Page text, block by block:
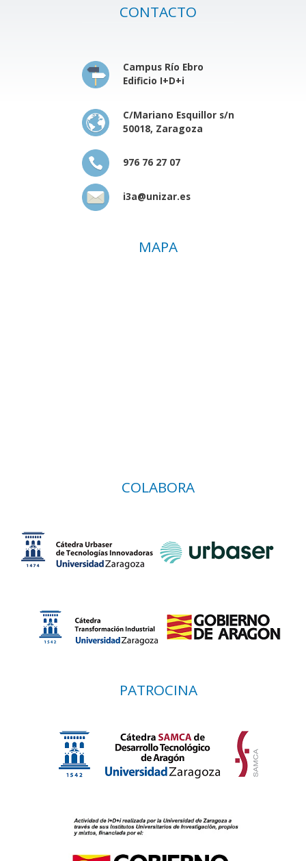
CONTACTO
Campus Río Ebro
Edificio I+D+i
C/Mariano Esquillor s/n
50018, Zaragoza
976 76 27 07
i3a@unizar.es
MAPA
COLABORA
PATROCINA